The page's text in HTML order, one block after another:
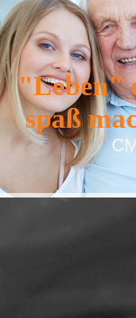
"Leben"
spaß